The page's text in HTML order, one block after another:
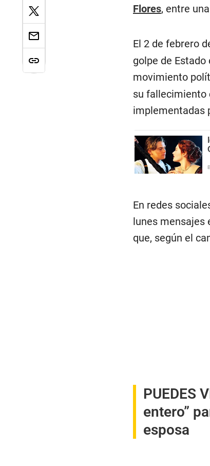
Flores, entre
El 2 de febrero
golpe de
movimiento
su fallecimiento
implementadas
En redes
lunes mensajes
que, según el
PUEDES
entero”
esposa